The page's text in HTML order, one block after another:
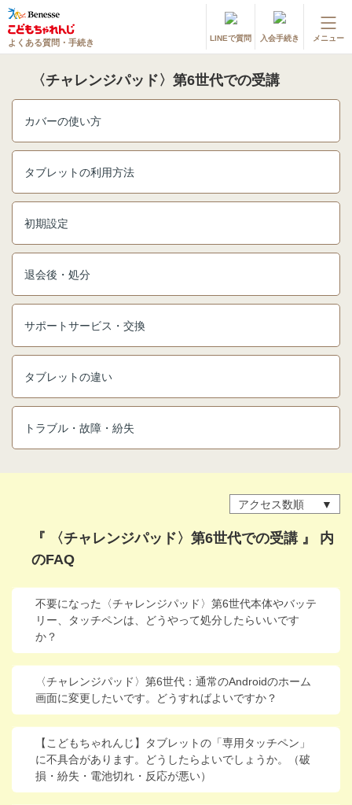
よくある質問・手続き LINEで質問 入会手続き メニュー
会員ページへログイン
よくある質問・お問い合わせ
お問い合わせ窓口
他の講座のよくある質問・手続きはこちら
進研ゼミ 小学講座
進研ゼミ 中学講座 中高一貫
進研ゼミ 高校講座
〈チャレンジパッド〉第6世代での受講
カバーの使い方
タブレットの利用方法
初期設定
退会後・処分
サポートサービス・交換
タブレットの違い
トラブル・故障・紛失
アクセス数順
『 〈チャレンジパッド〉第6世代での受講 』 内
のFAQ
不要になった〈チャレンジパッド〉第6世代本体やバッテ
リー、タッチペンは、どうやって処分したらいいです
か？
〈チャレンジパッド〉第6世代：通常のAndroidのホーム
画面に変更したいです。どうすればよいですか？
【こどもちゃれんじ】タブレットの「専用タッチペン」
に不具合があります。どうしたらよいでしょうか。（破
損・紛失・電池切れ・反応が悪い）